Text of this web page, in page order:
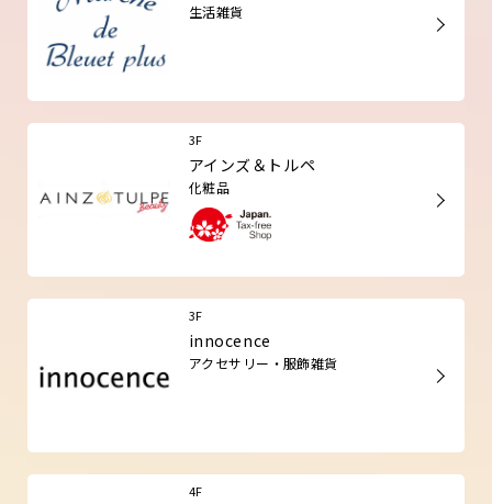
生活雑貨
3F
アインズ＆トルペ
化粧品
3F
innocence
アクセサリー・服飾雑貨
4F